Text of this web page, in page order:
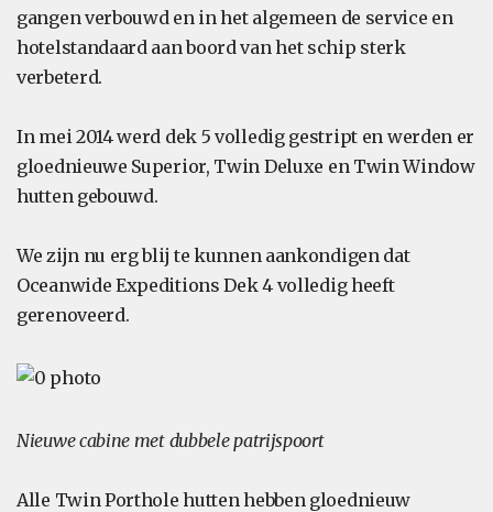
gangen verbouwd en in het algemeen de service en
hotelstandaard aan boord van het schip sterk
verbeterd.
In mei 2014 werd dek 5 volledig gestript en werden er
gloednieuwe Superior, Twin Deluxe en Twin Window
hutten gebouwd.
We zijn nu erg blij te kunnen aankondigen dat
Oceanwide Expeditions Dek 4 volledig heeft
gerenoveerd.
Nieuwe cabine met dubbele patrijspoort
Alle Twin Porthole hutten hebben gloednieuw